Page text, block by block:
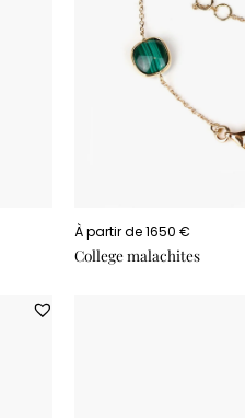
College malachites
À partir de 1650 €